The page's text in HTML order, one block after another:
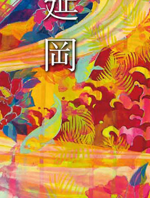
2015
POSTER